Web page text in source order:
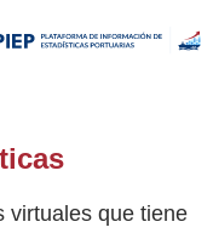
virtuales que tiene